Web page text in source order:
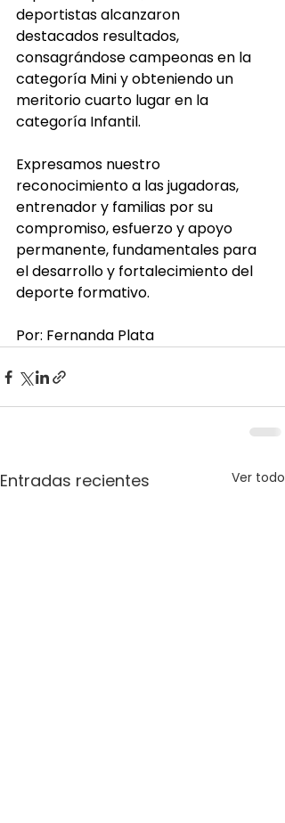
deportistas alcanzaron
destacados resultados,
consagrándose campeonas en la
categoría Mini y obteniendo un
meritorio cuarto lugar en la
categoría Infantil.
Expresamos nuestro
reconocimiento a las jugadoras,
entrenador y familias por su
compromiso, esfuerzo y apoyo
permanente, fundamentales para
el desarrollo y fortalecimiento del
deporte formativo.
Por: Fernanda Plata
Entradas recientes Ver todo